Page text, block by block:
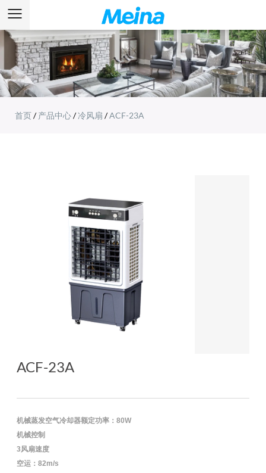
首页/产品中心/冷风扇 /ACF-23A
ACF-23A
机械蒸发空气冷却器额定功率：80W
机械控制
3风扇速度
空运：82m/s